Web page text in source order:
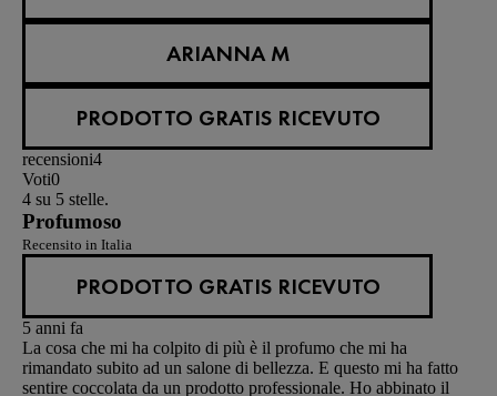
ARIANNA M
PRODOTTO GRATIS RICEVUTO
recensioni4
Voti0
4 su 5 stelle.
Profumoso
Recensito in Italia
PRODOTTO GRATIS RICEVUTO
5 anni fa
La cosa che mi ha colpito di più è il profumo che mi ha
rimandato subito ad un salone di bellezza. E questo mi ha fatto
sentire coccolata da un prodotto professionale. Ho abbinato il